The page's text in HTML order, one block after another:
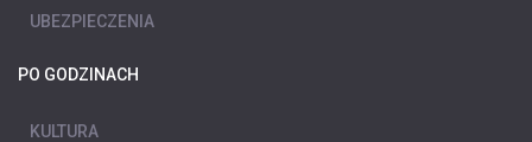
UBEZPIECZENIA
PO GODZINACH
KULTURA